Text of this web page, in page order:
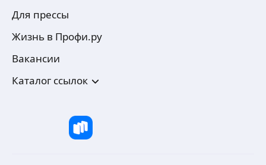
Для прессы
Жизнь в Профи.ру
Вакансии
Каталог ссылок